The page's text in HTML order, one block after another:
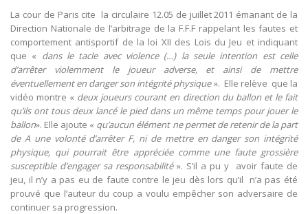
La cour de Paris cite la circulaire 12.05 de juillet 2011 émanant de la
Direction Nationale de l’arbitrage de la F.F.F rappelant les fautes et
comportement antisportif de la loi XII des Lois du Jeu et indiquant
que « dans le tacle avec violence (…) la seule intention est celle
d’arrêter violemment le joueur adverse, et ainsi de mettre
éventuellement en danger son intégrité physique». Elle relève que la
vidéo montre « deux joueurs courant en direction du ballon et le fait
qu’ils ont tous deux lancé le pied dans un même temps pour jouer le
ballon». Elle ajoute « qu’aucun élément ne permet de retenir de la part
de A une volonté d’arrêter F, ni de mettre en danger son intégrité
physique, qui pourrait être appréciée comme une faute grossière
susceptible d’engager sa responsabilité». S’il a pu y avoir faute de
jeu, il n’y a pas eu de faute contre le jeu dès lors qu’il n’a pas été
prouvé que l’auteur du coup a voulu empêcher son adversaire de
continuer sa progression.